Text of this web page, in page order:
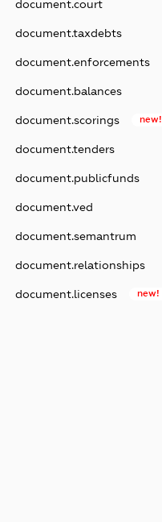
document.court
document.taxdebts
document.enforcements
document.balances
document.scorings new!
document.tenders
document.publicfunds
document.ved
document.semantrum
document.relationships
document.licenses new!